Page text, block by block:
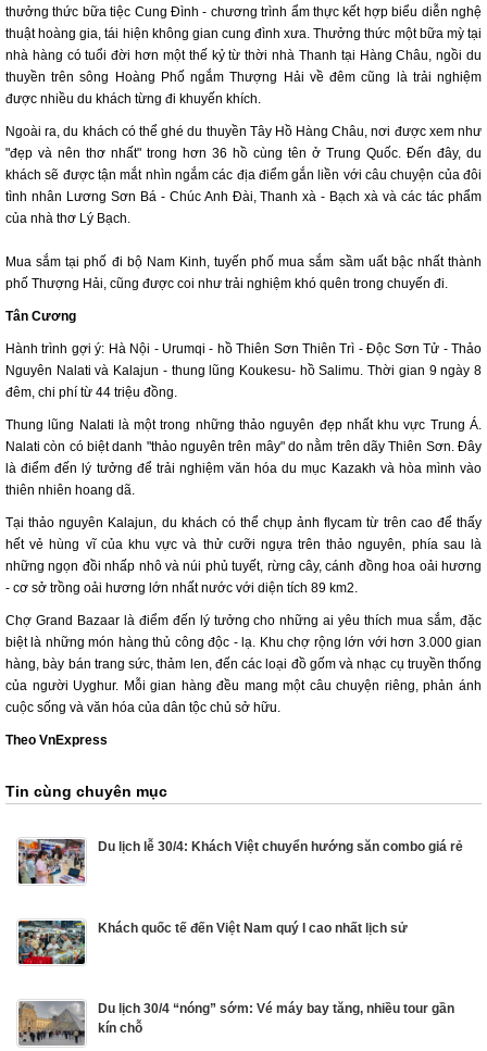
thưởng thức bữa tiệc Cung Đình - chương trình ẩm thực kết hợp biểu diễn nghệ
thuật hoàng gia, tái hiện không gian cung đình xưa. Thưởng thức một bữa mỳ tại
nhà hàng có tuổi đời hơn một thế kỷ từ thời nhà Thanh tại Hàng Châu, ngồi du
thuyền trên sông Hoàng Phố ngắm Thượng Hải về đêm cũng là trải nghiệm
được nhiều du khách từng đi khuyến khích.
Ngoài ra, du khách có thể ghé du thuyền Tây Hồ Hàng Châu, nơi được xem như
"đẹp và nên thơ nhất" trong hơn 36 hồ cùng tên ở Trung Quốc. Đến đây, du
khách sẽ được tận mắt nhìn ngắm các địa điểm gắn liền với câu chuyện của đôi
tình nhân Lương Sơn Bá - Chúc Anh Đài, Thanh xà - Bạch xà và các tác phẩm
của nhà thơ Lý Bạch.
Mua sắm tại phố đi bộ Nam Kinh, tuyến phố mua sắm sầm uất bậc nhất thành
phố Thượng Hải, cũng được coi như trải nghiệm khó quên trong chuyến đi.
Tân Cương
Hành trình gợi ý: Hà Nội - Urumqi - hồ Thiên Sơn Thiên Trì - Độc Sơn Tử - Thảo
Nguyên Nalati và Kalajun - thung lũng Koukesu- hồ Salimu. Thời gian 9 ngày 8
đêm, chi phí từ 44 triệu đồng.
Thung lũng Nalati là một trong những thảo nguyên đẹp nhất khu vực Trung Á.
Nalati còn có biệt danh "thảo nguyên trên mây" do nằm trên dãy Thiên Sơn. Đây
là điểm đến lý tưởng để trải nghiệm văn hóa du mục Kazakh và hòa mình vào
thiên nhiên hoang dã.
Tại thảo nguyên Kalajun, du khách có thể chụp ảnh flycam từ trên cao để thấy
hết vẻ hùng vĩ của khu vực và thử cưỡi ngựa trên thảo nguyên, phía sau là
những ngọn đồi nhấp nhô và núi phủ tuyết, rừng cây, cánh đồng hoa oải hương
- cơ sở trồng oải hương lớn nhất nước với diện tích 89 km2.
Chợ Grand Bazaar là điểm đến lý tưởng cho những ai yêu thích mua sắm, đặc
biệt là những món hàng thủ công độc - lạ. Khu chợ rộng lớn với hơn 3.000 gian
hàng, bày bán trang sức, thảm len, đến các loại đồ gốm và nhạc cụ truyền thống
của người Uyghur. Mỗi gian hàng đều mang một câu chuyện riêng, phản ánh
cuộc sống và văn hóa của dân tộc chủ sở hữu.
Theo VnExpress
Tin cùng chuyên mục
Du lịch lễ 30/4: Khách Việt chuyển hướng săn combo giá rẻ
Khách quốc tế đến Việt Nam quý I cao nhất lịch sử
Du lịch 30/4 “nóng” sớm: Vé máy bay tăng, nhiều tour gần
kín chỗ